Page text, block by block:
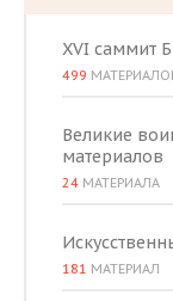
XVI саммит
499
Великие
материалов
24 МАТЕРИАЛА
181 МАТЕРИАЛ